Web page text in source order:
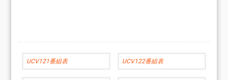
UCV121番組表 UCV122番組表